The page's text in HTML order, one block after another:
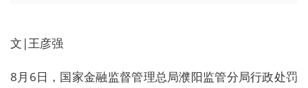
文|王彦强
8月6日，国家金融监督管理总局濮阳监管分局行政处罚